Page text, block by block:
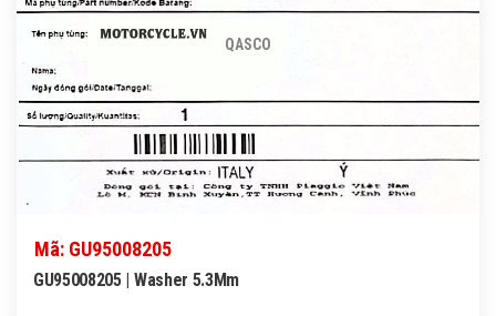
QASCO
Mã: GU95008205
GU95008205 | Washer 5.3Mm